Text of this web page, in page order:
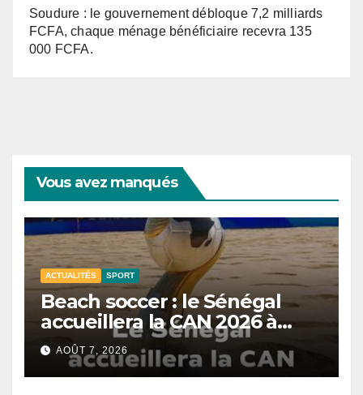
Soudure : le gouvernement débloque 7,2 milliards
FCFA, chaque ménage bénéficiaire recevra 135
000 FCFA.
Vous avez manqués
ACTUALITÉS SPORT
Beach soccer : le Sénégal
accueillera la CAN 2026 à
Dakar.
AOÛT 7, 2026